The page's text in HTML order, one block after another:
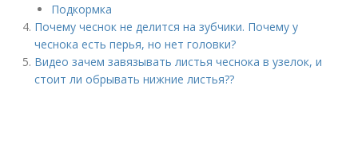
Подкормка
Почему чеснок не делится на зубчики. Почему у
чеснока есть перья, но нет головки?
Видео зачем завязывать листья чеснока в узелок, и
стоит ли обрывать нижние листья??